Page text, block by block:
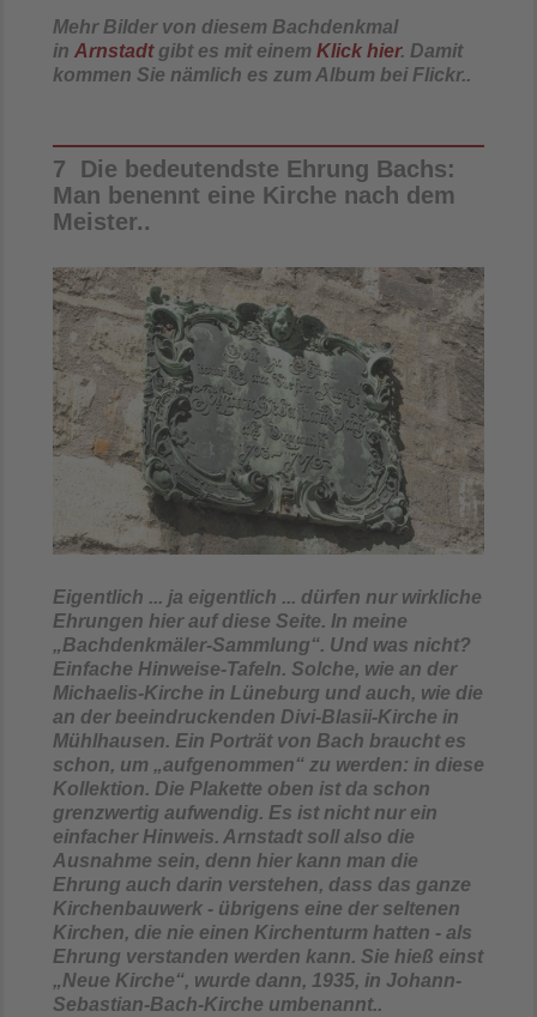
Mehr Bilder von diesem Bachdenkmal
in Arnstadt gibt es mit einem Klick hier. Damit
kommen Sie nämlich es zum Album bei Flickr..
7 Die bedeutendste Ehrung Bachs:
Man benennt eine Kirche nach dem
Meister..
Eigentlich ... ja eigentlich ... dürfen nur wirkliche
Ehrungen hier auf diese Seite. In meine
„Bachdenkmäler-Sammlung“. Und was nicht?
Einfache Hinweise-Tafeln. Solche, wie an der
Michaelis-Kirche in Lüneburg und auch, wie die
an der beeindruckenden Divi-Blasii-Kirche in
Mühlhausen. Ein Porträt von Bach braucht es
schon, um „aufgenommen“ zu werden: in diese
Kollektion. Die Plakette oben ist da schon
grenzwertig aufwendig. Es ist nicht nur ein
einfacher Hinweis. Arnstadt soll also die
Ausnahme sein, denn hier kann man die
Ehrung auch darin verstehen, dass das ganze
Kirchenbauwerk - übrigens eine der seltenen
Kirchen, die nie einen Kirchenturm hatten - als
Ehrung verstanden werden kann. Sie hieß einst
„Neue Kirche“, wurde dann, 1935, in Johann-
Sebastian-Bach-Kirche umbenannt..